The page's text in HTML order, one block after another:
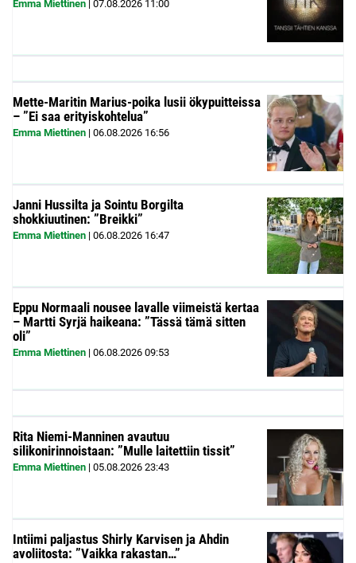
Emma Miettinen 07.08.2026 11:00
Mette-Maritin Marius-poika lusii ökypuitteissa
– ”Ei saa erityiskohtelua”
Emma Miettinen | 06.08.2026 16:56
Janni Hussilta ja Sointu Borgilta
shokkiuutinen: ”Breikki”
Emma Miettinen | 06.08.2026 16:47
Eppu Normaali nousee lavalle viimeistä kertaa
– Martti Syrjä haikeana: ”Tässä tämä sitten
oli”
Emma Miettinen | 06.08.2026 09:53
Rita Niemi-Manninen avautuu
silikonirinnoistaan: ”Mulle laitettiin tissit”
Emma Miettinen | 05.08.2026 23:43
Intiimi paljastus Shirly Karvisen ja Ahdin
avoliitosta: ”Vaikka rakastan…”